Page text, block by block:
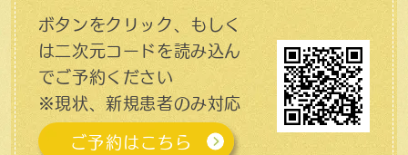
ボタンをクリック、もしく
は二次元コードを読み込ん
でご予約ください
※現状、新規患者のみ対応
ご予約はこちら